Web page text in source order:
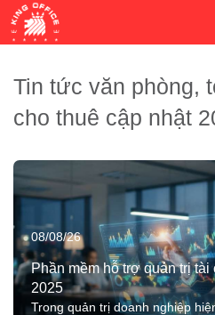
Tin tức văn phòng,
cho thuê cập nhật
08/08/26
Phần mềm hỗ trợ quản trị
2025
Trong quản trị doanh nghiệp